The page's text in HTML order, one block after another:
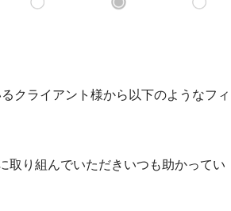
クライアント様から以下のようなフィ
取り組んでいただきいつも助かってい